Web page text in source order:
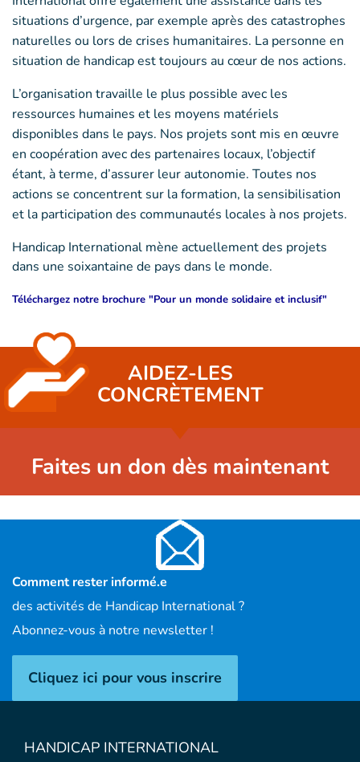
situations d’urgence, par exemple après des catastrophes
naturelles ou lors de crises humanitaires. La personne en
situation de handicap est toujours au cœur de nos actions.
L’organisation travaille le plus possible avec les
ressources humaines et les moyens matériels
disponibles dans le pays. Nos projets sont mis en œuvre
en coopération avec des partenaires locaux, l’objectif
étant, à terme, d’assurer leur autonomie. Toutes nos
actions se concentrent sur la formation, la sensibilisation
et la participation des communautés locales à nos projets.
Handicap International mène actuellement des projets
dans une soixantaine de pays dans le monde.
Téléchargez notre brochure "Pour un monde solidaire et inclusif"
AIDEZ-LES
CONCRÈTEMENT
Faites un don dès maintenant
Comment rester informé.e
des activités de Handicap International ?
Abonnez-vous à notre newsletter !
Cliquez ici pour vous inscrire
HANDICAP INTERNATIONAL